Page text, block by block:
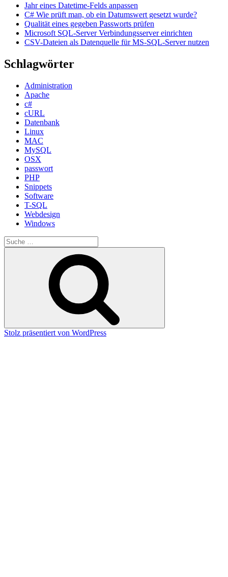
Jahr eines Datetime-Felds anpassen
C# Wie prüft man, ob ein Datumswert gesetzt wurde?
Qualität eines gegeben Passworts prüfen
Microsoft SQL-Server Verbindungsserver einrichten
CSV-Dateien als Datenquelle für MS-SQL-Server nutzen
Schlagwörter
Administration
Apache
c#
cURL
Datenbank
Linux
MAC
MySQL
OSX
passwort
PHP
Snippets
Software
T-SQL
Webdesign
Windows
Suche
nach:
Stolz präsentiert von WordPress